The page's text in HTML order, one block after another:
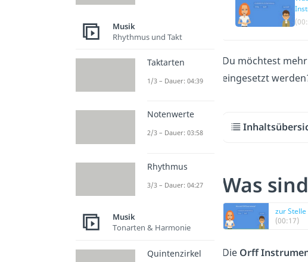
Du möchtest
eingesetzt
Was
zur
(00:17)
Die Orff
Musik
Rhythmus und Takt
Taktarten
1/3 – Dauer: 04:39
Notenwerte
2/3 – Dauer: 03:58
Rhythmus
3/3 – Dauer: 04:27
Musik
Tonarten & Harmonie
Quintenzirkel